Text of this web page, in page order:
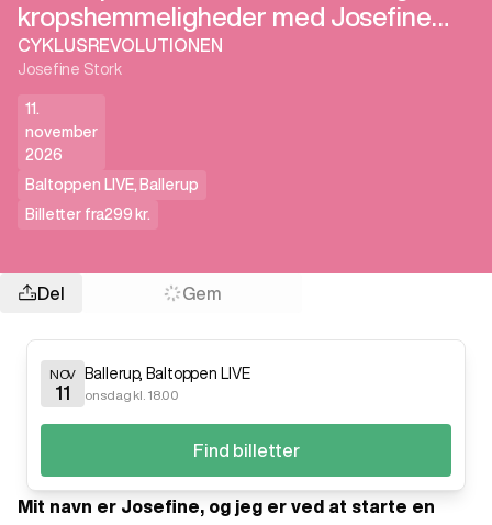
CYKLUSREVOLUTIONEN
Josefine Stork
kropshemmeligheder med Josefine
Stork
11.
november
2026
Baltoppen LIVE, Ballerup
Billetter fra299 kr.
Del Gem
NOV
11
Ballerup, Baltoppen LIVE
onsdag kl. 18.00
Find billetter
Mit navn er Josefine, og jeg er ved at starte en